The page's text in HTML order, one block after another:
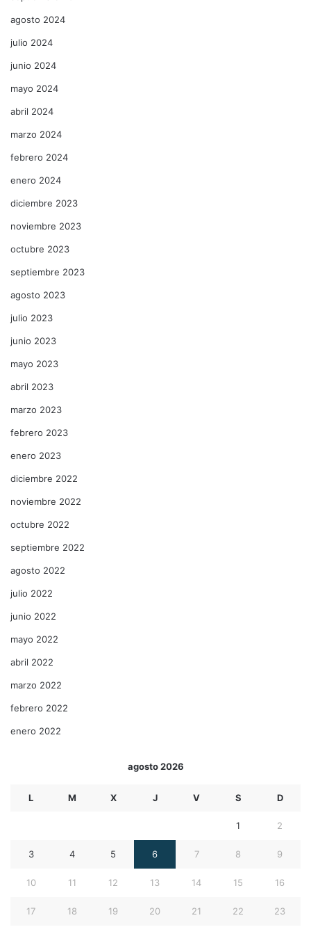
agosto 2024
julio 2024
junio 2024
mayo 2024
abril 2024
marzo 2024
febrero 2024
enero 2024
diciembre 2023
noviembre 2023
octubre 2023
septiembre 2023
agosto 2023
julio 2023
junio 2023
mayo 2023
abril 2023
marzo 2023
febrero 2023
enero 2023
diciembre 2022
noviembre 2022
octubre 2022
septiembre 2022
agosto 2022
julio 2022
junio 2022
mayo 2022
abril 2022
marzo 2022
febrero 2022
enero 2022
agosto 2026
L M X J V S D
1 2
3 4 5 6 7 8 9
10 11 12 13 14 15 16
17 18 19 20 21 22 23